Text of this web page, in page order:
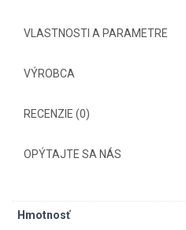
VLASTNOSTI A PARAMETRE
VÝROBCA
RECENZIE (0)
OPÝTAJTE SA NÁS
Hmotnosť